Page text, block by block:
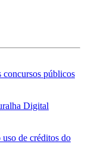
concursos públicos
Digital
de créditos do